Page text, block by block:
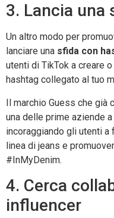
3. Lancia una
Un altro modo per
lanciare una sfida con
utenti di TikTok a creare
hashtag collegato al tuo
Il marchio Guess che già
una delle prime aziende
incoraggiando gli utenti a
linea di jeans e
#InMyDenim.
4. Cerca
influencer